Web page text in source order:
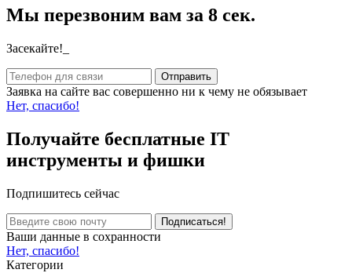
Мы перезвоним вам за 8 сек.
Засекайте!_
Заявка на сайте вас совершенно ни к чему не обязывает
Нет, спасибо!
Получайте бесплатные IT
инструменты и фишки
Подпишитесь сейчас
Ваши данные в сохранности
Нет, спасибо!
Категории